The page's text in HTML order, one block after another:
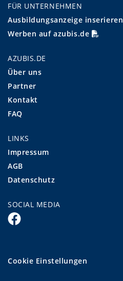
FÜR UNTERNEHMEN
Ausbildungsanzeige inserieren
Werben auf azubis.de
AZUBIS.DE
Über uns
Partner
Kontakt
FAQ
LINKS
Impressum
AGB
Datenschutz
SOCIAL MEDIA
Cookie Einstellungen